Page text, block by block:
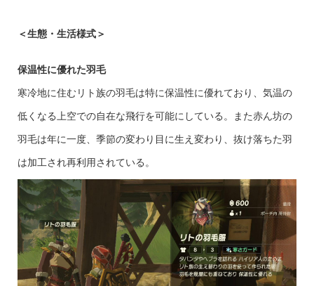
＜生態・生活様式＞
保温性に優れた羽毛
寒冷地に住むリト族の羽毛は特に保温性に優れており、気温の
低くなる上空での自在な飛行を可能にしている。また赤ん坊の
羽毛は年に一度、季節の変わり目に生え変わり、抜け落ちた羽
は加工され再利用されている。